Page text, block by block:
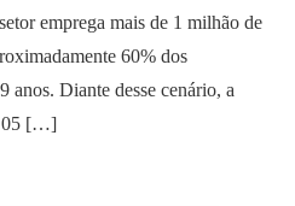
emprega mais de 1 milhão de
60% dos
anos. Diante desse cenário, a
05 […]